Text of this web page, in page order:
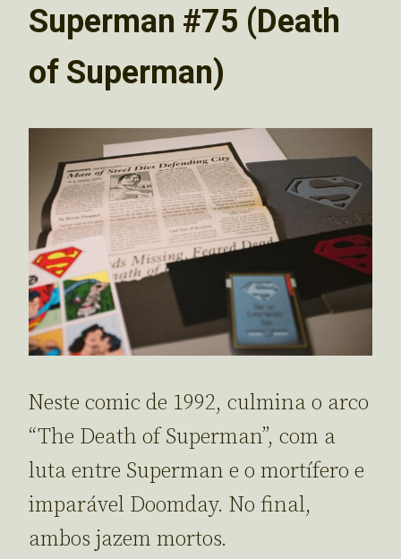
Superman #75 (Death
of Superman)
Neste comic de 1992, culmina o arco
“The Death of Superman”, com a
luta entre Superman e o mortífero e
imparável Doomday. No final,
ambos jazem mortos.